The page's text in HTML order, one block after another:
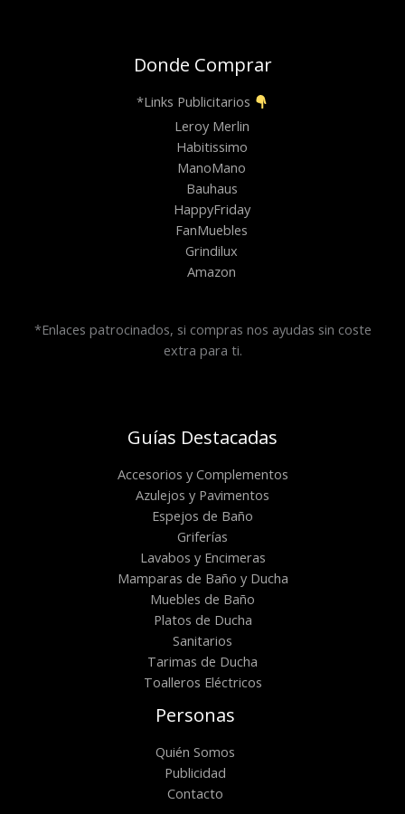
Donde Comprar
*Links Publicitarios
Leroy Merlin
Habitissimo
ManoMano
Bauhaus
HappyFriday
FanMuebles
Grindilux
Amazon
*Enlaces patrocinados, si compras nos ayudas sin coste
extra para ti.
Guías Destacadas
Accesorios y Complementos
Azulejos y Pavimentos
Espejos de Baño
Griferías
Lavabos y Encimeras
Mamparas de Baño y Ducha
Muebles de Baño
Platos de Ducha
Sanitarios
Tarimas de Ducha
Toalleros Eléctricos
Personas
Quién Somos
Publicidad
Contacto